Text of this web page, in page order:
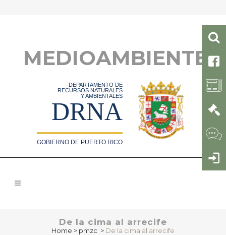
MEDIOAMBIENTE
DEPARTAMENTO DE
RECURSOS NATURALES
Y AMBIENTALES
DRNA
GOBIERNO DE PUERTO RICO
De la cima al arrecife
Home > pmzc > De la cima al arrecife